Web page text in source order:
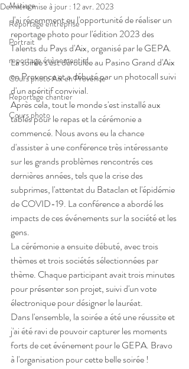
Mariage
Reportage entreprise
Portrait
reportage évènementiel
Cours photo Aix en Provence
Reportage chantier
Cours photo
Dernière mise à jour : 12 avr. 2023
J'ai récemment eu l'opportunité de réaliser un
reportage photo pour l'édition 2023 des
Talents du Pays d'Aix, organisé par le GEPA.
La soirée s'est déroulée au Pasino Grand d'Aix
en Provence et a débuté par un photocall suivi
d'un apéritif convivial.
Après cela, tout le monde s'est installé aux
tables pour le repas et la cérémonie a
commencé. Nous avons eu la chance
d'assister à une conférence très intéressante
sur les grands problèmes rencontrés ces
dernières années, tels que la crise des
subprimes, l'attentat du Bataclan et l'épidémie
de COVID-19. La conférence a abordé les
impacts de ces événements sur la société et les
gens.
La cérémonie a ensuite débuté, avec trois
thèmes et trois sociétés sélectionnées par
thème. Chaque participant avait trois minutes
pour présenter son projet, suivi d'un vote
électronique pour désigner le lauréat.
Dans l'ensemble, la soirée a été une réussite et
j'ai été ravi de pouvoir capturer les moments
forts de cet événement pour le GEPA. Bravo
à l'organisation pour cette belle soirée !